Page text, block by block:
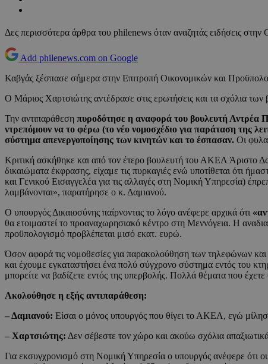
Δες περισσότερα άρθρα του philenews όταν αναζητάς ειδήσεις στην
Add philenews.com on Google
Καβγάς ξέσπασε σήμερα στην Επιτροπή Οικονομικών και
Ο Μάριος Χαρτσιώτης αντέδρασε στις ερωτήσεις και τα σχόλια
Την αντιπαράθεση πυροδότησε η αναφορά του βουλευτή Αντρέα
ντρεπόμουν να το φέρω (το νέο νομοσχέδιο για παράταση της
σύστημα απενεργοποίησης των κινητών και το έσπασαν. Οι
Κριτική ασκήθηκε και από τον έτερο βουλευτή του ΑΚΕΛ Άριστο
δικαιώματα έκφρασης, είχαμε τις πυρκαγιές ενώ υποτίθεται ότι
και Γενικού Εισαγγελέα για τις αλλαγές στη Νομική Υπηρεσία)
λαμβάνονται», παρατήρησε ο κ. Δαμιανού.
Ο υπουργός Δικαιοσύνης παίρνοντας το λόγο ανέφερε αρχικά ότι
θα ετοιμαστεί το προαναχωρησιακό κέντρο στη Μεννόγεια. Η
προϋπολογισμό προβλέπεται μισό εκατ. ευρώ.
Όσον αφορά τις νομοθεσίες για παρακολούθηση των τηλεφώνων
και έχουμε εγκαταστήσει ένα πολύ σύγχρονο σύστημα εντός του
μπορείτε να βαδίζετε εντός της υπερβολής. Πολλά θέματα που έχετε
Ακολούθησε η εξής αντιπαράθεση:
– Δαμιανού: Είσαι ο μόνος υπουργός που θίγει το ΑΚΕΛ, εγώ
– Χαρτσιώτης: Δεν σέβεστε τον χώρο και ακούω σχόλια
Για εκσυγχρονισμό στη Νομική Υπηρεσία ο υπουργός ανέφερε ότι